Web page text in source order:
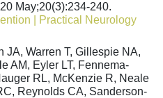
May;20(3):234-240.
| Practical Neurology
JA, Warren T, Gillespie NA,
AM, Eyler LT, Fennema-
RL, McKenzie R, Neale
Reynolds CA, Sanderson-